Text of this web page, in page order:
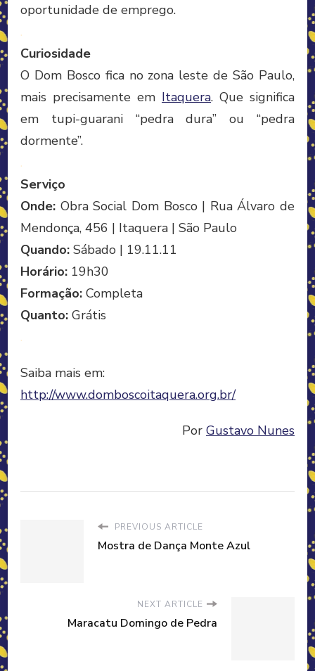
oportunidade de emprego.
.
Curiosidade
O Dom Bosco fica no zona leste de São Paulo,
mais precisamente em Itaquera. Que significa
em tupi-guarani “pedra dura” ou “pedra
dormente”.
.
Serviço
Onde: Obra Social Dom Bosco | Rua Álvaro de
Mendonça, 456 | Itaquera | São Paulo
Quando: Sábado | 19.11.11
Horário: 19h30
Formação: Completa
Quanto: Grátis
.
Saiba mais em:
http://www.domboscoitaquera.org.br/
Por Gustavo Nunes
PREVIOUS ARTICLE
Mostra de Dança Monte Azul
NEXT ARTICLE
Maracatu Domingo de Pedra